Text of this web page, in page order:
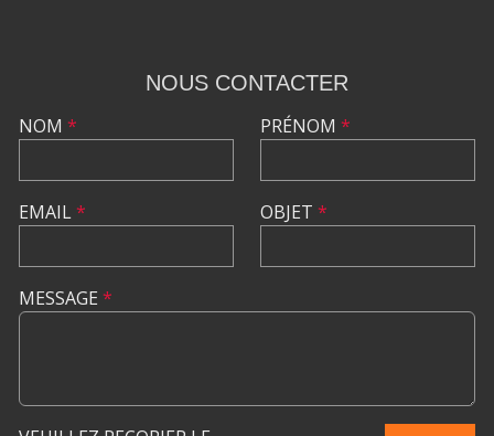
NOUS CONTACTER
NOM *
EMAIL*
PRÉNOM *
OBJET *
MESSAGE *